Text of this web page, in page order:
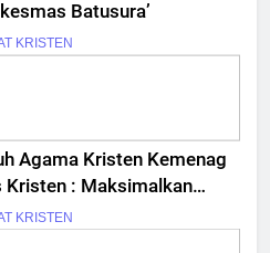
Batusura’
KRISTEN
Agama Kristen Kemenag
Kristen : Maksimalkan
KRISTEN